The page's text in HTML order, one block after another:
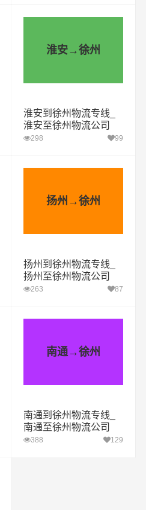
淮安→徐州
淮安到徐州物流专线_
淮安至徐州物流公司
298 99
扬州→徐州
扬州到徐州物流专线_
扬州至徐州物流公司
263 87
南通→徐州
南通到徐州物流专线_
南通至徐州物流公司
388 129